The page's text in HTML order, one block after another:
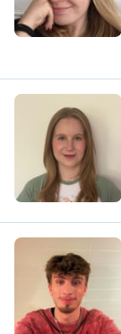
L
J